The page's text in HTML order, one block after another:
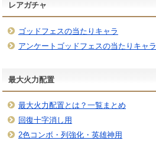
レアガチャ
ゴッドフェスの当たりキャラ
アンケートゴッドフェスの当たりキャラ
最大火力配置
最大火力配置とは？一覧まとめ
回復十字消し用
2色コンボ・列強化・英雄神用